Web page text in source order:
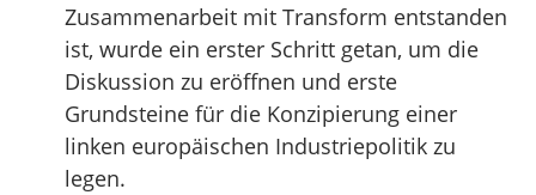
Zusammenarbeit mit Transform entstanden
ist, wurde ein erster Schritt getan, um die
Diskussion zu eröffnen und erste
Grundsteine für die Konzipierung einer
linken europäischen Industriepolitik zu
legen.